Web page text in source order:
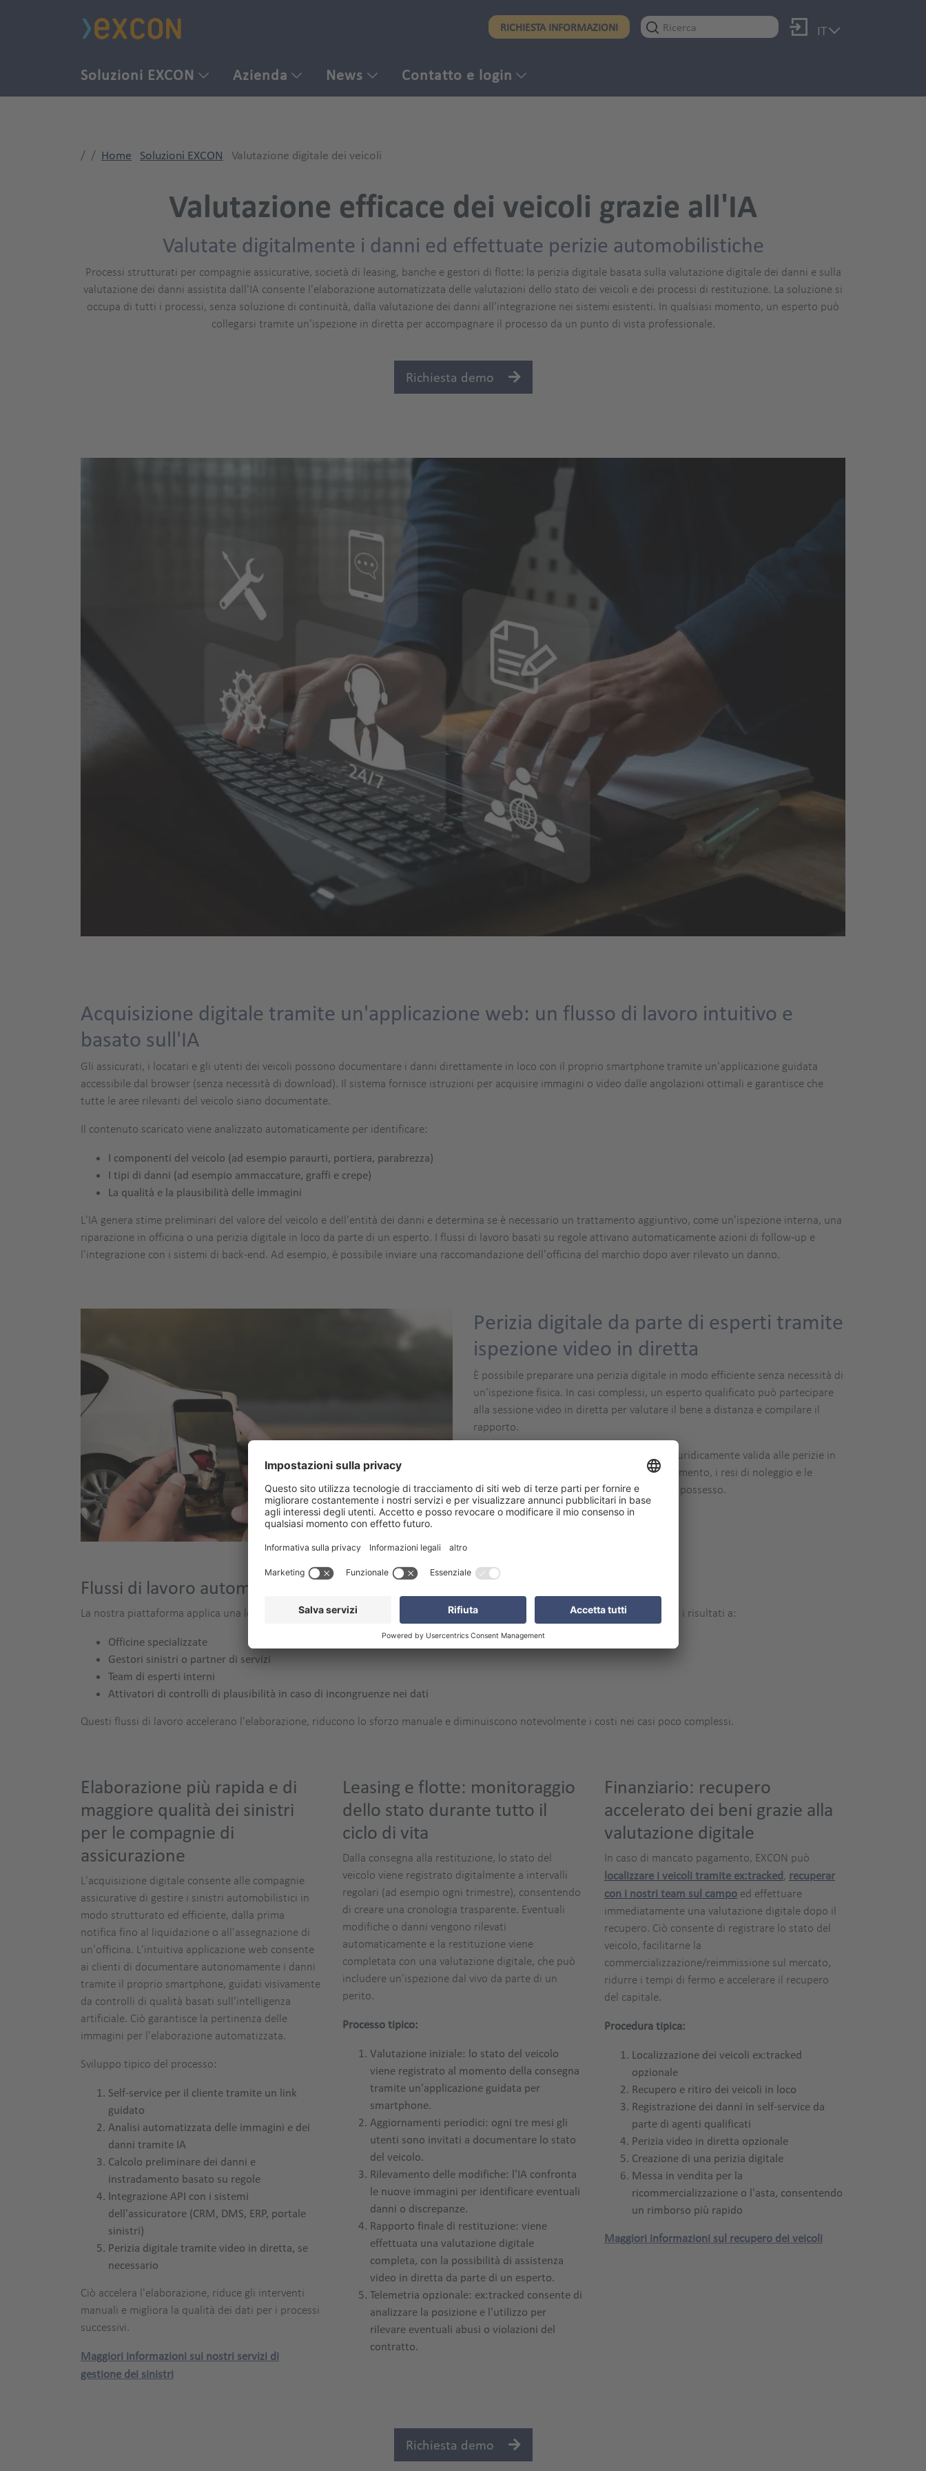
RICHIESTA INFORMAZIONI
Log in
IT
Soluzioni EXCON Azienda News Contatto e login
Home Soluzioni EXCON Valutazione digitale dei veicoli
Valutazione efficace dei veicoli grazie all'IA
Valutate digitalmente i danni ed effettuate perizie automobilistiche
Processi strutturati per compagnie assicurative, società di leasing, banche e gestori di flotte: la perizia digitale basata sulla valutazione digitale dei danni e sulla
valutazione dei danni assistita dall'IA consente l'elaborazione automatizzata delle valutazioni dello stato dei veicoli e dei processi di restituzione. La soluzione si
occupa di tutti i processi, senza soluzione di continuità, dalla valutazione dei danni all'integrazione nei sistemi esistenti. In qualsiasi momento, un esperto può
collegarsi tramite un'ispezione in diretta per accompagnare il processo da un punto di vista professionale.
Richiesta demo
Acquisizione digitale tramite un'applicazione web: un flusso di lavoro intuitivo e
basato sull'IA
Gli assicurati, i locatari e gli utenti dei veicoli possono documentare i danni direttamente in loco con il proprio smartphone tramite un'applicazione guidata
accessibile dal browser (senza necessità di download). Il sistema fornisce istruzioni per acquisire immagini o video dalle angolazioni ottimali e garantisce che
tutte le aree rilevanti del veicolo siano documentate.
Il contenuto scaricato viene analizzato automaticamente per identificare:
I componenti del veicolo (ad esempio paraurti, portiera, parabrezza)
I tipi di danni (ad esempio ammaccature, graffi e crepe)
La qualità e la plausibilità delle immagini
L'IA genera stime preliminari del valore del veicolo e dell'entità dei danni e determina se è necessario un trattamento aggiuntivo, come un'ispezione interna, una
riparazione in officina o una perizia digitale in loco da parte di un esperto. I flussi di lavoro basati su regole attivano automaticamente azioni di follow-up e
l'integrazione con i sistemi di back-end. Ad esempio, è possibile inviare una raccomandazione dell'officina del marchio dopo aver rilevato un danno.
Perizia digitale da parte di esperti tramite
ispezione video in diretta
È possibile preparare una perizia digitale in modo efficiente senza necessità di
un'ispezione fisica. In casi complessi, un esperto qualificato può partecipare
alla sessione video in diretta per valutare il bene a distanza e compilare il
rapporto.
Questo metodo è un'alternativa rapida e giuridicamente valida alle perizie in
loco, in particolare per le richieste di risarcimento, i resi di noleggio e le
valutazioni dello stato dopo il recupero del possesso.
Flussi di lavoro automatizzati e personalizzati basati su regole
La nostra piattaforma applica una logica basata su regole adattate al tipo di caso e ai criteri aziendali e invia automaticamente i risultati a:
Officine specializzate
Gestori sinistri o partner di servizi
Team di esperti interni
Attivatori di controlli di plausibilità in caso di incongruenze nei dati
Questi flussi di lavoro accelerano l'elaborazione, riducono lo sforzo manuale e diminuiscono notevolmente i costi nei casi poco complessi.
Elaborazione più rapida e di
maggiore qualità dei sinistri
per le compagnie di
assicurazione
L'acquisizione digitale consente alle compagnie
assicurative di gestire i sinistri automobilistici in
modo strutturato ed efficiente, dalla prima
notifica fino al liquidazione o all'assegnazione di
un'officina. L'intuitiva applicazione web consente
ai clienti di documentare autonomamente i danni
tramite il proprio smartphone, guidati visivamente
da controlli di qualità basati sull'intelligenza
artificiale. Ciò garantisce la pertinenza delle
immagini per l'elaborazione automatizzata.
Sviluppo tipico del processo:
Self-service per il cliente tramite un link
guidato
Analisi automatizzata delle immagini e dei
danni tramite IA
Calcolo preliminare dei danni e
instradamento basato su regole
Integrazione API con i sistemi
dell'assicuratore (CRM, DMS, ERP, portale
sinistri)
Perizia digitale tramite video in diretta, se
necessario
Ciò accelera l'elaborazione, riduce gli interventi
manuali e migliora la qualità dei dati per i processi
successivi.
Maggiori informazioni sui nostri servizi di
gestione dei sinistri
Leasing e flotte: monitoraggio
dello stato durante tutto il
ciclo di vita
Dalla consegna alla restituzione, lo stato del
veicolo viene registrato digitalmente a intervalli
regolari (ad esempio ogni trimestre), consentendo
di creare una cronologia trasparente. Eventuali
modifiche o danni vengono rilevati
automaticamente e la restituzione viene
completata con una valutazione digitale, che può
includere un'ispezione dal vivo da parte di un
perito.
Processo tipico:
Valutazione iniziale: lo stato del veicolo
viene registrato al momento della consegna
tramite un'applicazione guidata per
smartphone.
Aggiornamenti periodici: ogni tre mesi gli
utenti sono invitati a documentare lo stato
del veicolo.
Rilevamento delle modifiche: l'IA confronta
le nuove immagini per identificare eventuali
danni o discrepanze.
Rapporto finale di restituzione: viene
effettuata una valutazione digitale
completa, con la possibilità di assistenza
video in diretta da parte di un esperto.
Telemetria opzionale: ex:tracked consente di
analizzare la posizione e l'utilizzo per
rilevare eventuali abusi o violazioni del
contratto.
Finanziario: recupero
accelerato dei beni grazie alla
valutazione digitale
In caso di mancato pagamento, EXCON può
localizzare i veicoli tramite ex:tracked, recuperar
con i nostri team sul campoed effettuare
immediatamente una valutazione digitale dopo il
recupero. Ciò consente di registrare lo stato del
veicolo, facilitarne la
commercializzazione/reimmissione sul mercato,
ridurre i tempi di fermo e accelerare il recupero
del capitale.
Procedura tipica:
Localizzazione dei veicoli ex:tracked
opzionale
Recupero e ritiro dei veicoli in loco
Registrazione dei danni in self-service da
parte di agenti qualificati
Perizia video in diretta opzionale
Creazione di una perizia digitale
Messa in vendita per la
ricommercializzazione o l'asta, consentendo
un rimborso più rapido
Maggiori informazioni sul recupero dei veicoli
Richiesta demo